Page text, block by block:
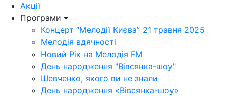
Акції
Програми
Концерт “Мелодії Києва” 21 травня 2025
Мелодія вдячності
Новий Рік на Мелодія FM
День народження "Вівсянка-шоу"
Шевченко, якого ви не знали
День народження «Вівсянка-шоу»